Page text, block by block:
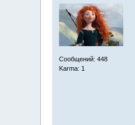
Сообщений: 448
Karma: 1